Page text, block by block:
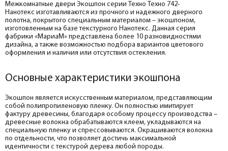
Межкомнатные двери Экошпон серии Техно Техно 742-
Нанотекс изготавливаются из прочного и надежного дверного
полотна, покрытого специальным материалом – экошпоном,
изготовленным на базе текстурного Нанотекс. Данная серия
фабрики «МариаМ» представлена более 10 разновидностями
дизайна, а также возможностью подбора вариантов цветового
оформления и наличия или отсутствия остекления.
Основные характеристики экошпона
Экошпон является искусственным материалом, представляющим
собой полипропиленовую пленку. Он полностью имитирует
фактуру древесины, благодаря особому процессу производства –
древесные волокна обрабатываются клеем, укладываются на
специальную пленку и спрессовываются. Окрашиваются волокна
по отдельности, что позволяет достичь максимальной
идентичности с текстурой дерева любой породы.